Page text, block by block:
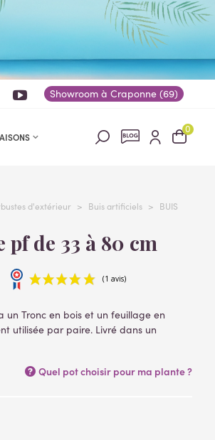
Showroom à Craponne (69)
0
d'extérieur > Buis artificiels >
BUIS
pf de 33 à 80 cm
Tronc en bois et un feuillage en
utilisée par paire. Livré dans un
artificielles )
Quel pot choisir pour ma plante ?